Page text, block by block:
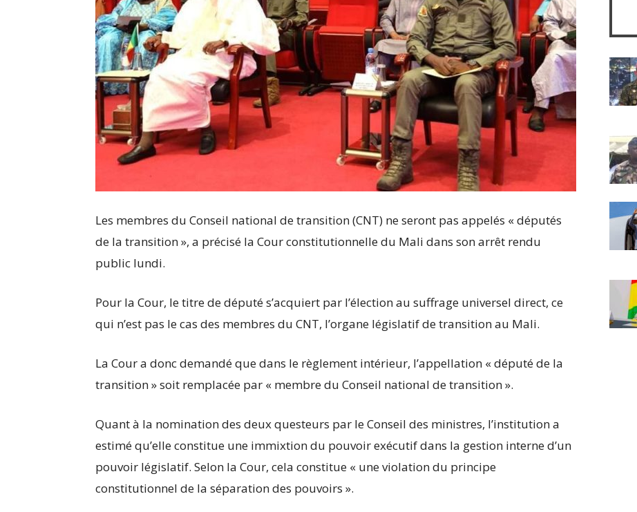
Les membres du Conseil national de transition (CNT) ne seront pas appelés « députés
de la transition », a précisé la Cour constitutionnelle du Mali dans son arrêt rendu
public lundi.
Pour la Cour, le titre de député s’acquiert par l’élection au suffrage universel direct, ce
qui n’est pas le cas des membres du CNT, l’organe législatif de transition au Mali.
La Cour a donc demandé que dans le règlement intérieur, l’appellation « député de la
transition » soit remplacée par « membre du Conseil national de transition ».
Quant à la nomination des deux questeurs par le Conseil des ministres, l’institution a
estimé qu’elle constitue une immixtion du pouvoir exécutif dans la gestion interne d’un
pouvoir législatif. Selon la Cour, cela constitue « une violation du principe
constitutionnel de la séparation des pouvoirs ».